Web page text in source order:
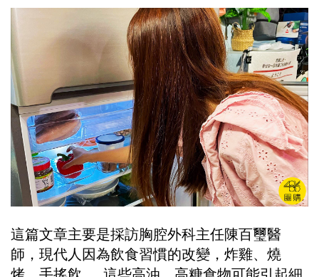
這篇文章主要是採訪胸腔外科主任陳百璽醫
師，現代人因為飲食習慣的改變，炸雞、燒